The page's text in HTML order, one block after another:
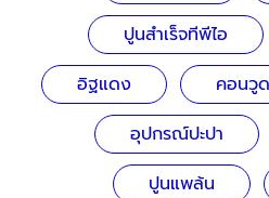
ปูนสำเร็จทีพีไอ
อิฐแดง
คอนวูด
อุปกรณ์ปะปา
ปูนแพล้น